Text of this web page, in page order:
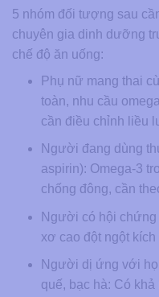
5 nhóm đối tượng sau
chuyên gia dinh dưỡng
chế độ ăn uống:
Phụ nữ mang thai
toàn, nhu cầu
cần điều chỉnh liều
Người đang dùng
aspirin): Omega-3
chống đông, cần
Người có hội
xơ cao đột ngột
Người dị ứng với
quế, bạc hà: Có